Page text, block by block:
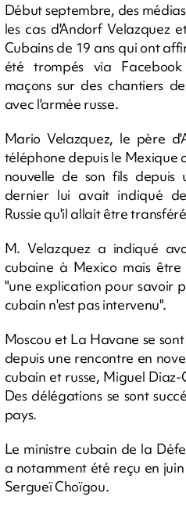
Début septembre, des
les cas d'Andorf Velazquez
Cubains de 19 ans qui ont
été trompés via
maçons sur des chantiers
avec l'armée russe.
Mario Velazquez, le père
téléphone depuis le Mexique
nouvelle de son fils depuis
dernier lui avait indiqué
Russie qu'il allait être
M. Velazquez a indiqué
cubaine à Mexico mais
"une explication pour savoir
cubain n'est pas intervenu".
Moscou et La Havane se
depuis une rencontre en
cubain et russe, Miguel
Des délégations se sont
pays.
Le ministre cubain de la
a notamment été reçu en
Sergueï Choïgou.